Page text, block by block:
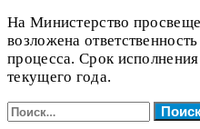
На Министерство
возложена
процесса. Срок
текущего года.
Найти: